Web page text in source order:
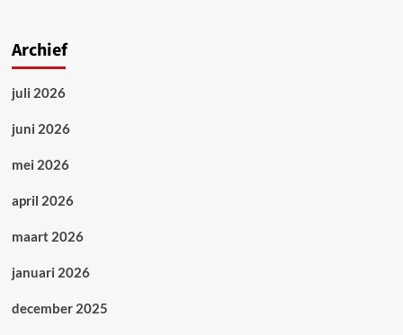
Archief
juli 2026
juni 2026
mei 2026
april 2026
maart 2026
januari 2026
december 2025